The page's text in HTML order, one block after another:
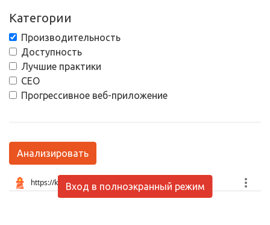
Категории
Производительность
Доступность
Лучшие практики
СЕО
Прогрессивное веб-приложение
Анализировать
Вход в полноэкранный режим